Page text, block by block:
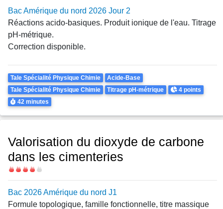
Bac Amérique du nord 2026 Jour 2
Réactions acido-basiques. Produit ionique de l'eau. Titrage
pH-métrique.
Correction disponible.
Theme
Tale Spécialité Physique Chimie
Acide-Base
Tale Spécialité Physique Chimie
Titrage pH-métrique Points
4 points
Durée
42 minutes
Valorisation du dioxyde de carbone
dans les cimenteries
Difficulté
Bac 2026 Amérique du nord J1
Formule topologique, famille fonctionnelle, titre massique